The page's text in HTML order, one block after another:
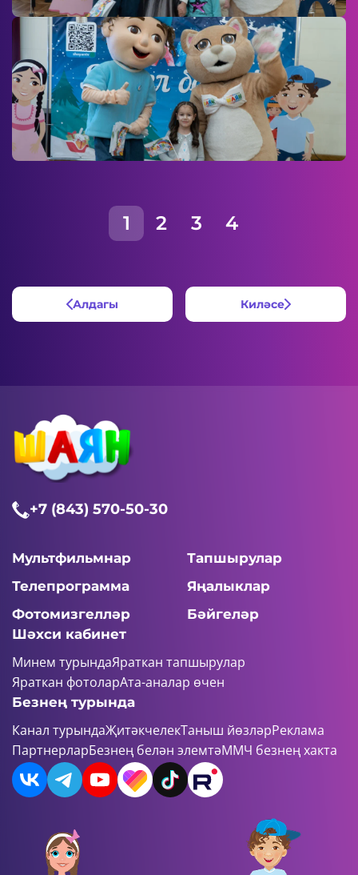
1 2 3 4
Алдагы Киләсе
+7 (843) 570-50-30
Мультфильмнар
Тапшырулар
Телепрограмма
Яңалыклар
Фотомизгелләр
Бәйгеләр
Шәхси кабинет
Минем турындаЯраткан тапшырулар
Яраткан фотоларАта-аналар өчен
Безнең турында
Канал турындаҖитәкчелекТаныш йөзләрРеклама
ПартнерларБезнең белән элемтәММЧ безнең хакта